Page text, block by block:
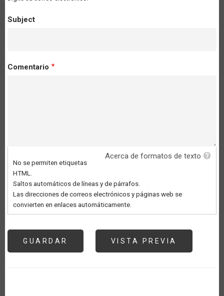
Subject
Comentario
Acerca de formatos de texto
No se permiten etiquetas
HTML.
Saltos automáticos de líneas y de párrafos.
Las direcciones de correos electrónicos y páginas web se
convierten en enlaces automáticamente.